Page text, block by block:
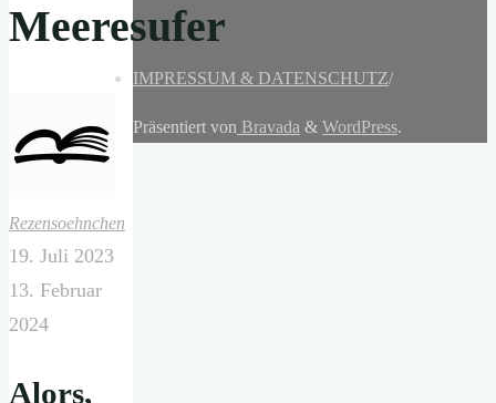
Meeresufer
Rezensoehnchen
19. Juli 2023
13. Februar
2024
Alors,
IMPRESSUM & DATENSCHUTZ/
Präsentiert von Bravada & WordPress.